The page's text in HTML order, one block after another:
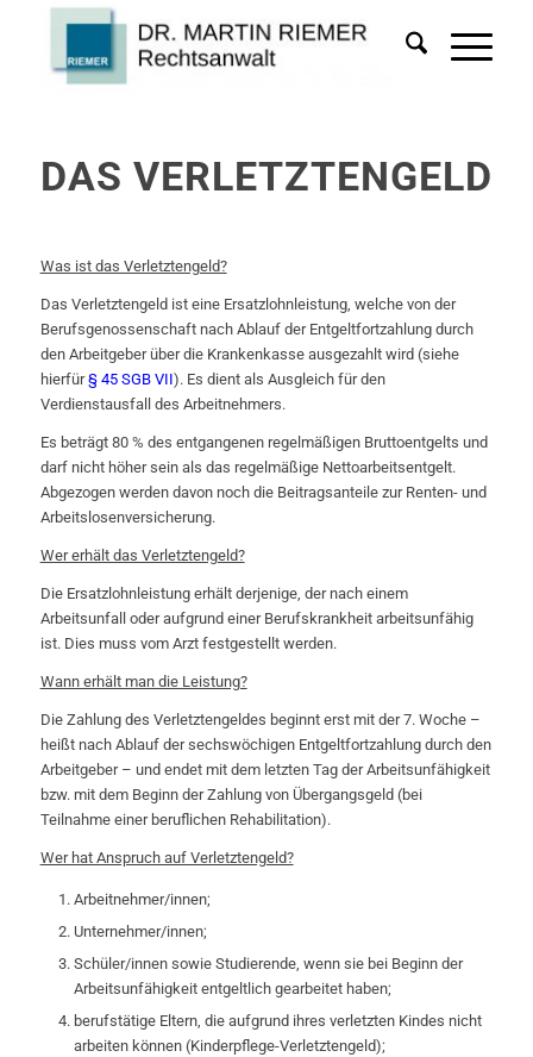
DAS VERLETZTENGELD
Was ist das Verletztengeld?
Das Verletztengeld ist eine Ersatzlohnleistung, welche von der
Berufsgenossenschaft nach Ablauf der Entgeltfortzahlung durch
den Arbeitgeber über die Krankenkasse ausgezahlt wird (siehe
hierfür§ 45 SGB VII). Es dient als Ausgleich für den
Verdienstausfall des Arbeitnehmers.
Es beträgt 80 % des entgangenen regelmäßigen Bruttoentgelts und
darf nicht höher sein als das regelmäßige Nettoarbeitsentgelt.
Abgezogen werden davon noch die Beitragsanteile zur Renten- und
Arbeitslosenversicherung.
Wer erhält das Verletztengeld?
Die Ersatzlohnleistung erhält derjenige, der nach einem
Arbeitsunfall oder aufgrund einer Berufskrankheit arbeitsunfähig
ist. Dies muss vom Arzt festgestellt werden.
Wann erhält man die Leistung?
Die Zahlung des Verletztengeldes beginnt erst mit der 7. Woche –
heißt nach Ablauf der sechswöchigen Entgeltfortzahlung durch den
Arbeitgeber – und endet mit dem letzten Tag der Arbeitsunfähigkeit
bzw. mit dem Beginn der Zahlung von Übergangsgeld (bei
Teilnahme einer beruflichen Rehabilitation).
Wer hat Anspruch auf Verletztengeld?
Arbeitnehmer/innen;
Unternehmer/innen;
Schüler/innen sowie Studierende, wenn sie bei Beginn der
Arbeitsunfähigkeit entgeltlich gearbeitet haben;
berufstätige Eltern, die aufgrund ihres verletzten Kindes nicht
arbeiten können (Kinderpflege-Verletztengeld);